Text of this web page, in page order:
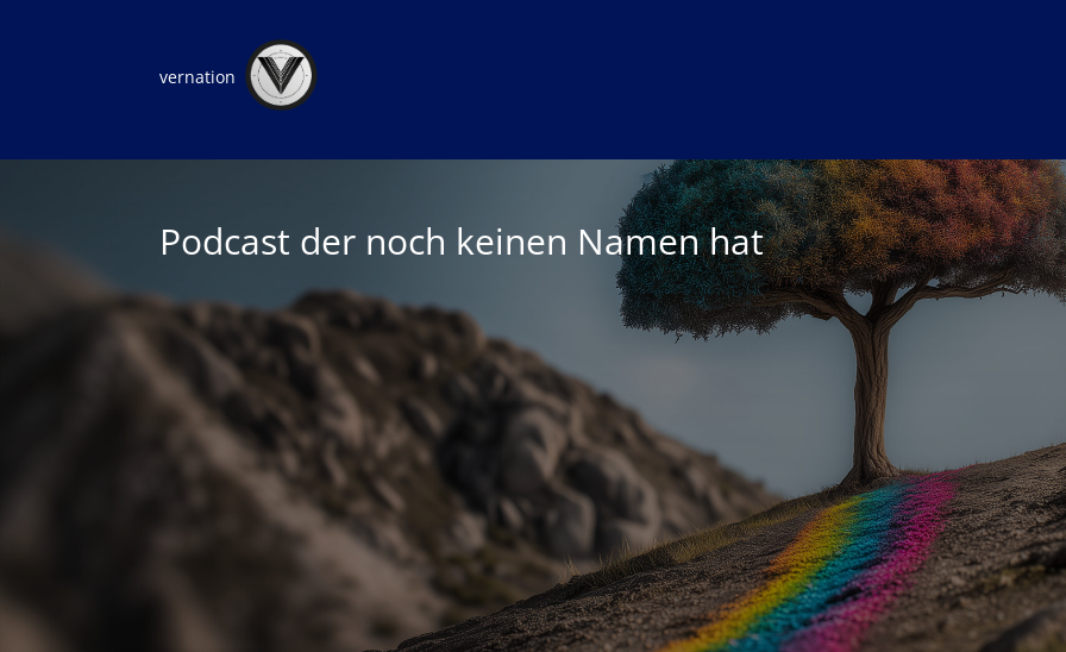
vernation
Podcast der noch keinen Namen hat